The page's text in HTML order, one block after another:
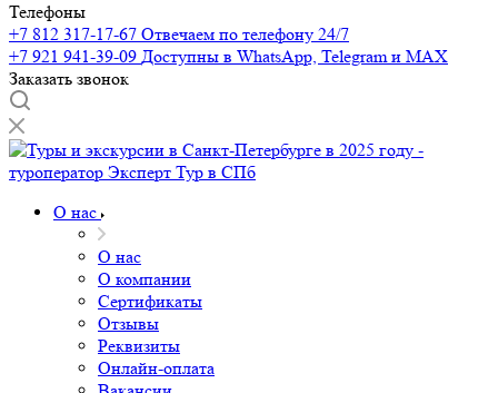
Телефоны
+7 812 317-17-67 Отвечаем по телефону 24/7
+7 921 941-39-09 Доступны в WhatsApp, Telegram и MAX
Заказать звонок
О нас
О нас
О компании
Сертификаты
Отзывы
Реквизиты
Онлайн-оплата